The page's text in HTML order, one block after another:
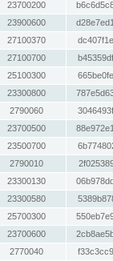
23700200
23900600
27100370
27100700
25100300
23300800
2790060
23700500
23500700
2790010
23300130
23300580
25700300
23700600
2770040